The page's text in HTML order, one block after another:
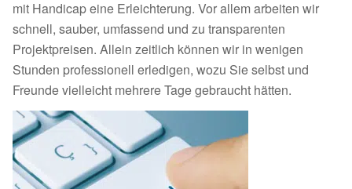
mit Handicap eine Erleichterung. Vor allem arbeiten wir
schnell, sauber, umfassend und zu transparenten
Projektpreisen. Allein zeitlich können wir in wenigen
Stunden professionell erledigen, wozu Sie selbst und
Freunde vielleicht mehrere Tage gebraucht hätten.